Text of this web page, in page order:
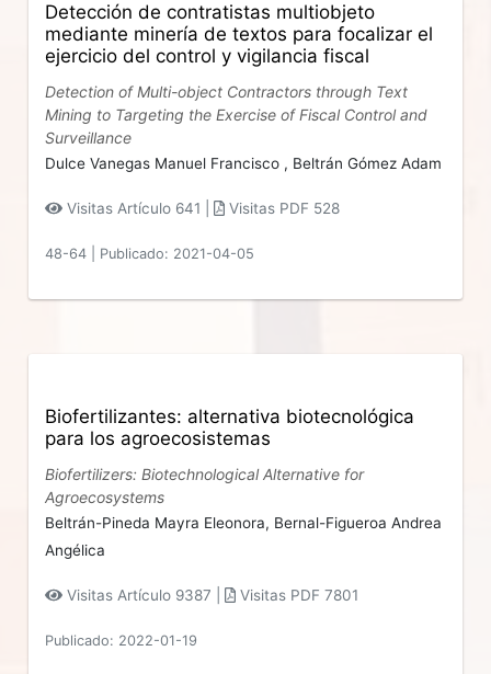
Detección de contratistas multiobjeto
mediante minería de textos para focalizar el
ejercicio del control y vigilancia fiscal
Detection of Multi-object Contractors through Text
Mining to Targeting the Exercise of Fiscal Control and
Surveillance
Dulce Vanegas Manuel Francisco , Beltrán Gómez Adam
Visitas Artículo 641 | Visitas PDF 528
48-64 Publicado: 2021-04-05
Biofertilizantes: alternativa biotecnológica
para los agroecosistemas
Biofertilizers: Biotechnological Alternative for
Agroecosystems
Beltrán-Pineda Mayra Eleonora, Bernal-Figueroa Andrea
Angélica
Visitas Artículo 9387 | Visitas PDF 7801
Publicado: 2022-01-19